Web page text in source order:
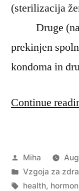
(sterilizacija
Druge
prekinjen
kondoma in
Continue
Posted
by
Miha
Posted
in
Vzgoja za
Tags:
health,